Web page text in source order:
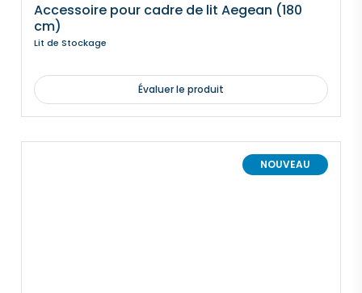
Accessoire pour cadre de lit Aegean (180
cm)
Lit de Stockage
Évaluer le produit
NOUVEAU